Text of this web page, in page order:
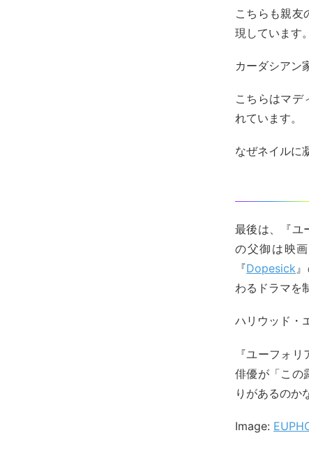
こちらも親友
現しています。
カーダシアン
こちらはマデ
れています。
なぜネイルに
最後は、『ユ
の父御は映
『Dopesick
わるドラマを
ハリウッド・
『ユーフォ
俳優が「この
りがあるのか
Image: